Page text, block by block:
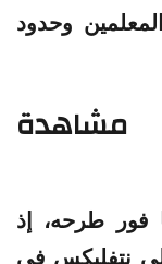
وحدود
مشاهدة
فور طرحه، إذ
نتفليكس في